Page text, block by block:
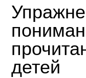
детей